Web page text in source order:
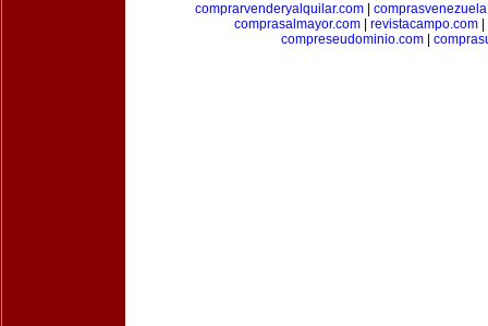
comprarvenderyalquilar.com|
comprasalmayor.com| revistacampo.com|
compreseudominio.com|